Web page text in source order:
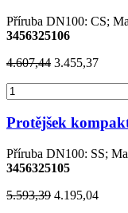
Příruba DN100: CS;
3456325106
4.607,44 3.455,37
Protějšek
Příruba DN100: SS;
3456325105
5.593,39 4.195,04